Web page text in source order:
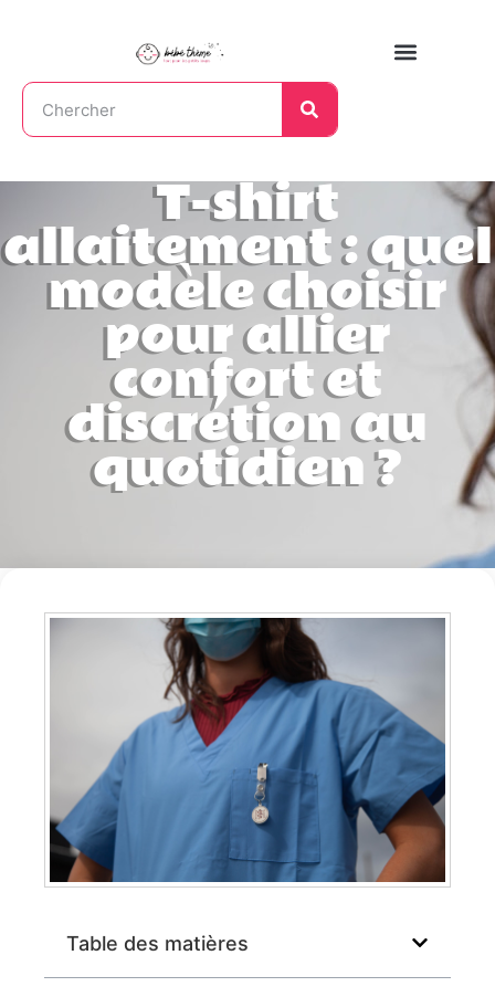
T-shirt
allaitement : quel
modèle choisir
pour allier
confort et
discrétion au
quotidien ?
Table des matières